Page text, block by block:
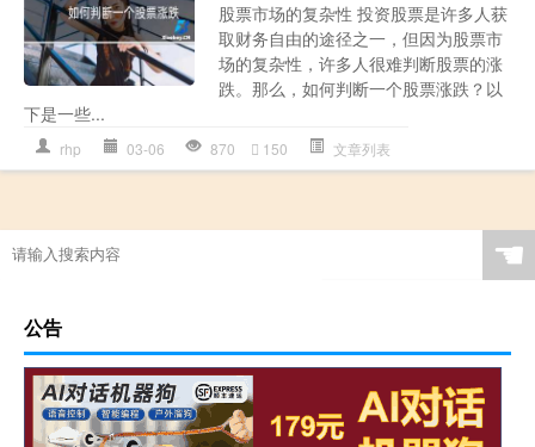
股票市场的复杂性 投资股票是许多人获
取财务自由的途径之一，但因为股票市
场的复杂性，许多人很难判断股票的涨
跌。那么，如何判断一个股票涨跌？以
下是一些...
rhp 03-06 870 150 文章列表
☚
公告